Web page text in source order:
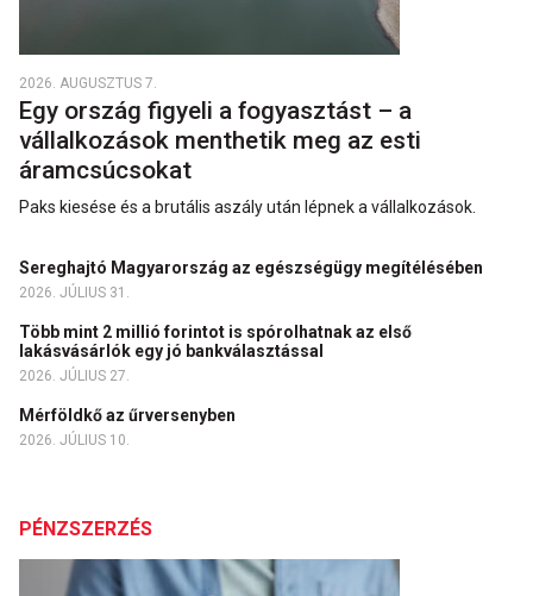
2026. AUGUSZTUS 7.
Egy ország figyeli a fogyasztást – a
vállalkozások menthetik meg az esti
áramcsúcsokat
Paks kiesése és a brutális aszály után lépnek a vállalkozások.
Sereghajtó Magyarország az egészségügy megítélésében
2026. JÚLIUS 31.
Több mint 2 millió forintot is spórolhatnak az első
lakásvásárlók egy jó bankválasztással
2026. JÚLIUS 27.
Mérföldkő az űrversenyben
2026. JÚLIUS 10.
PÉNZSZERZÉS